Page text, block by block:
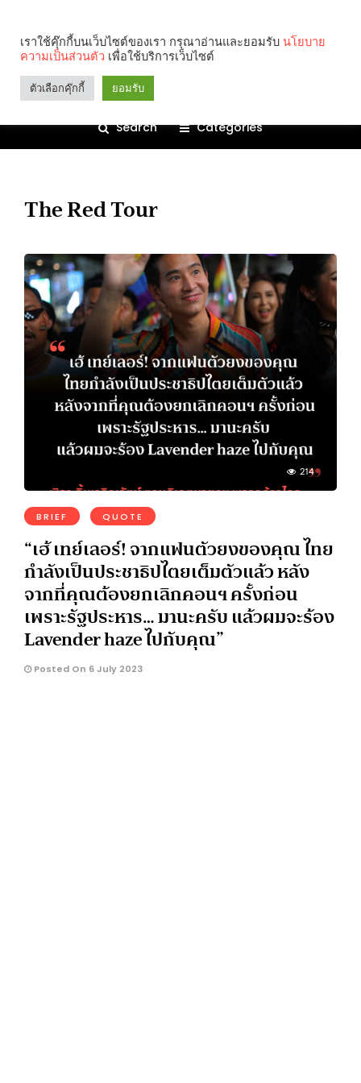
Search Categories
The Red Tour
214
BRIEF QUOTE
“เฮ้ เทย์เลอร์! จากแฟนตัวยงของคุณ ไทย
กำลังเป็นประชาธิปไตยเต็มตัวแล้ว หลัง
จากที่คุณต้องยกเลิกคอนฯ ครั้งก่อน
เพราะรัฐประหาร… มานะครับ แล้วผมจะร้อง
Lavender haze ไปกับคุณ”
Posted On 6 July 2023
เราใช้คุ๊กกี้บนเว็บไซต์ของเรา กรุณาอ่านและยอมรับ นโยบาย
ความเป็นส่วนตัว เพื่อใช้บริการเว็บไซต์
ตัวเลือกคุ๊กกี้ ยอมรับ